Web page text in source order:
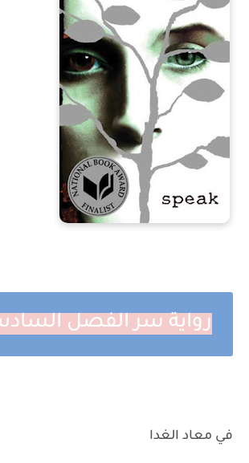
رواية سر الفصل
في معاد الغدا